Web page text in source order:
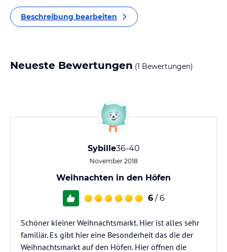
Beschreibung bearbeiten
Neueste Bewertungen (1 Bewertungen)
Sybille36-40
November 2018
Weihnachten in den Höfen
6 / 6
Schöner kleiner Weihnachtsmarkt. Hier ist alles sehr
familiär. Es gibt hier eine Besonderheit das die der
Weihnachtsmarkt auf den Höfen. Hier öffnen die